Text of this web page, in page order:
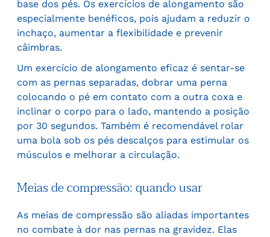
base dos pés. Os exercícios de alongamento são
especialmente benéficos, pois ajudam a reduzir o
inchaço, aumentar a flexibilidade e prevenir
câimbras.
Um exercício de alongamento eficaz é sentar-se
com as pernas separadas, dobrar uma perna
colocando o pé em contato com a outra coxa e
inclinar o corpo para o lado, mantendo a posição
por 30 segundos. Também é recomendável rolar
uma bola sob os pés descalços para estimular os
músculos e melhorar a circulação.
Meias de compressão: quando usar
As meias de compressão são aliadas importantes
no combate à dor nas pernas na gravidez. Elas